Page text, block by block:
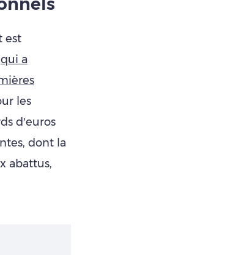
est
qui a
les
d’euros
dont la
abattus,